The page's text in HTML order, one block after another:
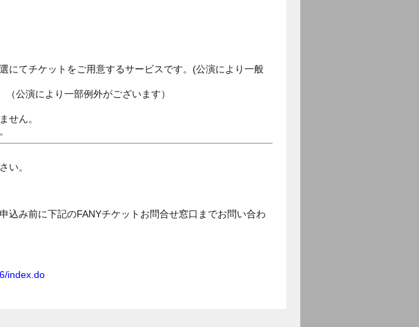
にてチケットをご用意するサービスです。(公演により一般
（公演により一部例外がございます）
せん。
い。
込み前に下記のFANYチケットお問合せ窓口までお問い合わ
index.do